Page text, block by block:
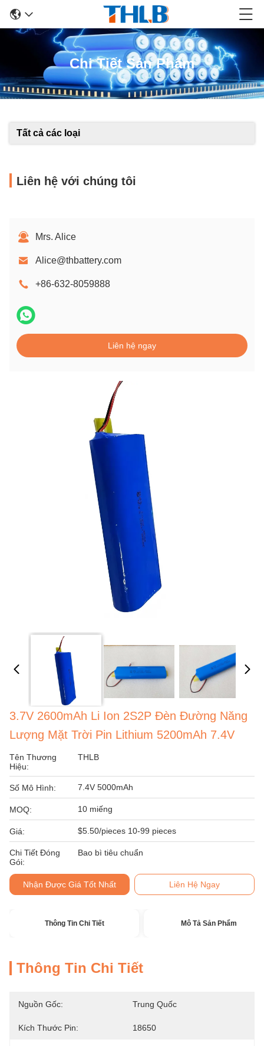
Chi Tiết Sản Phẩm
Tất cả các loại
Liên hệ với chúng tôi
Mrs. Alice
Alice@thbattery.com
+86-632-8059888
Liên hệ ngay
3.7V 2600mAh Li Ion 2S2P Đèn Đường Năng
Lượng Mặt Trời Pin Lithium 5200mAh 7.4V
Tên Thương
Hiệu:
THLB
Số Mô Hình: 7.4V 5000mAh
MOQ: 10 miếng
Giá: $5.50/pieces 10-99 pieces
Chi Tiết Đóng
Gói:
Bao bì tiêu chuẩn
Nhận Được Giá Tốt Nhất Liên Hệ Ngay
Thông Tin Chi Tiết Mô Tả Sản Phẩm
Thông Tin Chi Tiết
Nguồn Gốc: Trung Quốc
Kích Thước Pin: 18650